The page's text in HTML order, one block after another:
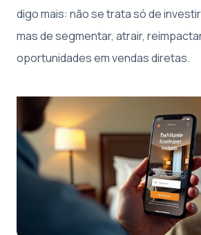
digo mais: não se trata só de
mas de segmentar, atrair,
oportunidades em vendas diretas.